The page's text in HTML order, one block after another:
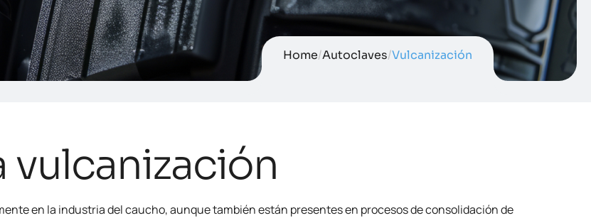
Home/Autoclaves/Vulcanización
vulcanización
en la industria del caucho, aunque también están presentes en procesos de consolidación de